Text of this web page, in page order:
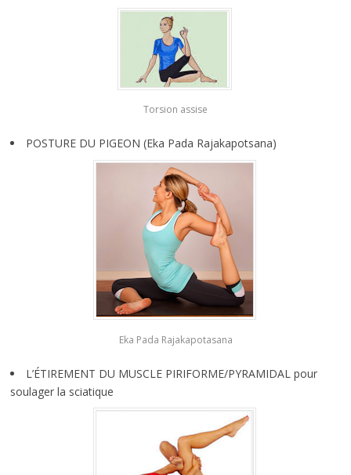
Torsion assise
POSTURE DU PIGEON (Eka Pada Rajakapotsana)
Eka Pada Rajakapotasana
L’ÉTIREMENT DU MUSCLE PIRIFORME/PYRAMIDAL pour
soulager la sciatique